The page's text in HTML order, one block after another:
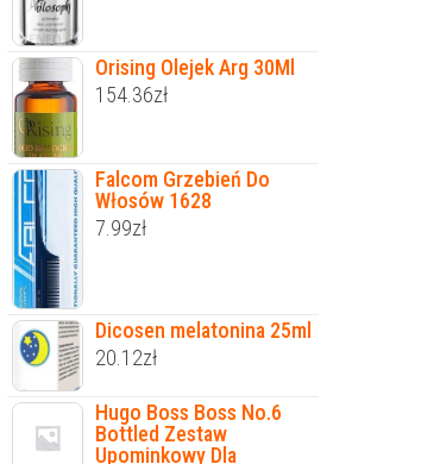
Orising Olejek Arg 30Ml
154.36zł
Falcom Grzebień Do
Włosów 1628
7.99zł
Dicosen melatonina 25ml
20.12zł
Hugo Boss Boss No.6
Bottled Zestaw
Upominkowy Dla